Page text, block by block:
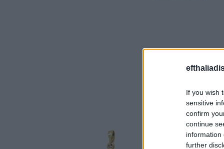
If you wish
sensitive
confirm
continue
information
further